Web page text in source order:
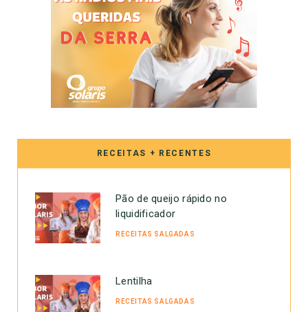
RECEITAS + RECENTES
Pão de queijo rápido no
liquidificador
RECEITAS SALGADAS
Lentilha
RECEITAS SALGADAS